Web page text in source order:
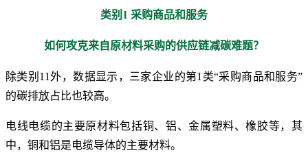
类别1 采购商品和服务
如何攻克来自原材料采购的供应链减碳难题？
除类别11外，数据显示，三家企业的第1类“采购商品和服务”
的碳排放占比也较高。
电线电缆的主要原材料包括铜、铝、金属塑料、橡胶等，其
中，铜和铝是电缆导体的主要材料。